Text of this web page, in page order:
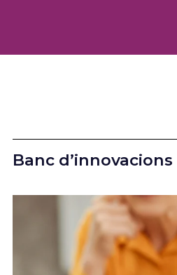
Banc d’innovacions